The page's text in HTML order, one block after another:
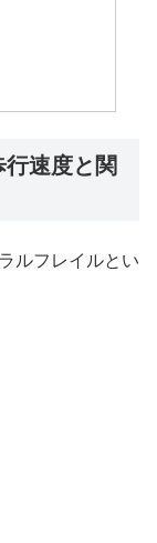
速度と関
ルフレイルとい